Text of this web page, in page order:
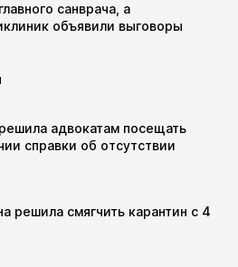
санврача, а
объявили выговоры
адвокатам посещать
справки об отсутствии
решила смягчить карантин с 4